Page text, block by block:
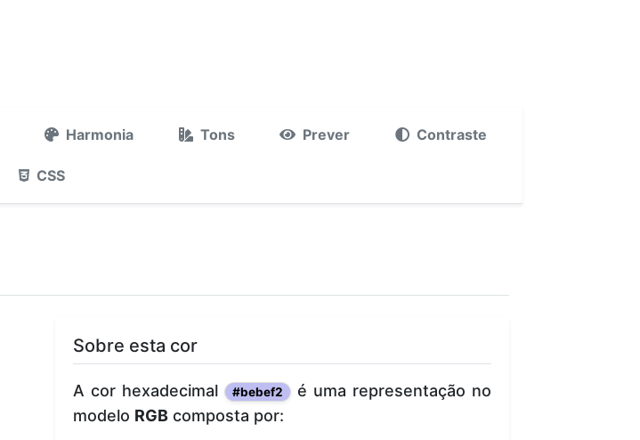
Harmonia Tons Prever Contraste
CSS
Sobre esta cor
A cor hexadecimal #bebef2
é uma representação no
modelo RGB composta por: